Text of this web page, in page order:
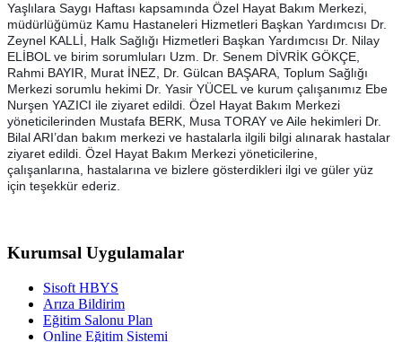
Yaşlılara Saygı Haftası kapsamında Özel Hayat Bakım Merkezi,
müdürlüğümüz Kamu Hastaneleri Hizmetleri Başkan Yardımcısı Dr.
Zeynel KALLİ, Halk Sağlığı Hizmetleri Başkan Yardımcısı Dr. Nilay
ELİBOL ve birim sorumluları Uzm. Dr. Senem DİVRİK GÖKÇE,
Rahmi BAYIR, Murat İNEZ, Dr. Gülcan BAŞARA, Toplum Sağlığı
Merkezi sorumlu hekimi Dr. Yasir YÜCEL ve kurum çalışanımız Ebe
Nurşen YAZICI ile ziyaret edildi. Özel Hayat Bakım Merkezi
yöneticilerinden Mustafa BERK, Musa TORAY ve Aile hekimleri Dr.
Bilal ARI’dan bakım merkezi ve hastalarla ilgili bilgi alınarak hastalar
ziyaret edildi. Özel Hayat Bakım Merkezi yöneticilerine,
çalışanlarına, hastalarına ve bizlere gösterdikleri ilgi ve güler yüz
için teşekkür ederiz.
Kurumsal Uygulamalar
Sisoft HBYS
Arıza Bildirim
Eğitim Salonu Plan
Online Eğitim Sistemi